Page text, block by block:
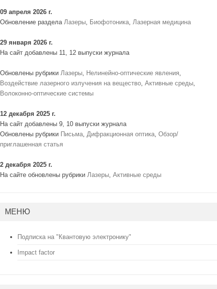
09 апреля 2026 г.
Обновление раздела Лазеры, Биофотоника, Лазерная медицина
29 января 2026 г.
На сайт добавлены 11, 12 выпуски журнала
Обновлены рубрики Лазеры, Нелинейно-оптические явления,
Воздействие лазерного излучения на вещество, Активные среды,
Волоконно-оптические системы
12 декабря 2025 г.
На сайт добавлены 9, 10 выпуски журнала
Обновлены рубрики Письма, Дифракционная оптика, Обзор/
приглашенная статья
2 декабря 2025 г.
На сайте обновлены рубрики Лазеры, Активные среды
МЕНЮ
Подписка на "Квантовую электронику"
Impact factor